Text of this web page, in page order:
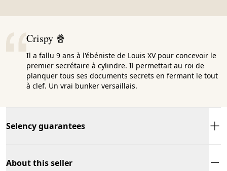
Crispy 🍿
Il a fallu 9 ans à l'ébéniste de Louis XV pour concevoir le
premier secrétaire à cylindre. Il permettait au roi de
planquer tous ses documents secrets en fermant le tout
à clef. Un vrai bunker versaillais.
Selency guarantees
About this seller